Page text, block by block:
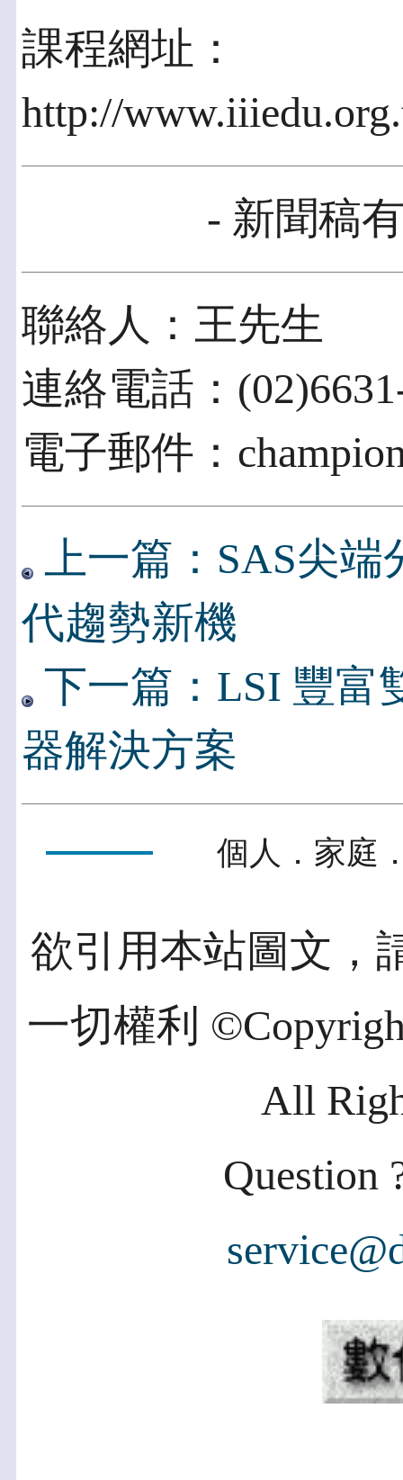
課程網址：
http://
- 新聞稿
聯絡人：王先生
連絡電話：
電子郵件：
上一篇：SAS尖
代趨勢新機
下一篇：LSI 豐富
器解決方案
個人．家庭
欲引用本站圖文，
一切權利
All
Question